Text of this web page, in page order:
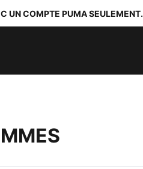
UN COMPTE PUMA SEULEMENT.